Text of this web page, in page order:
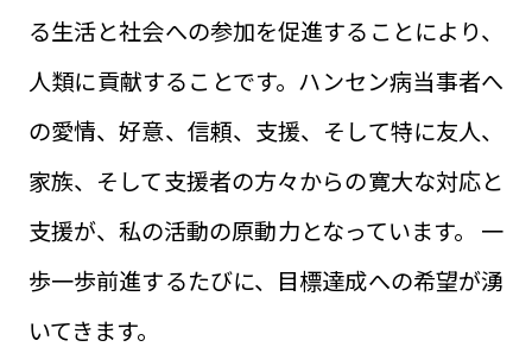
る生活と社会への参加を促進することにより、
人類に貢献することです。ハンセン病当事者へ
の愛情、好意、信頼、支援、そして特に友人、
家族、そして支援者の方々からの寛大な対応と
支援が、私の活動の原動力となっています。 一
歩一歩前進するたびに、目標達成への希望が湧
いてきます。